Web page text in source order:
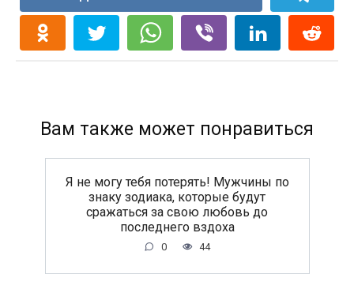
Вам также может понравиться
Я не могу тебя потерять! Мужчины по
знаку зодиака, которые будут
сражаться за свою любовь до
последнего вздоха
0 44